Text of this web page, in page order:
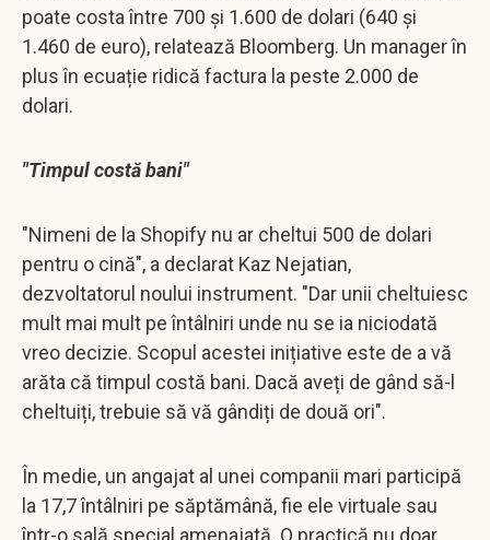
poate costa între 700 și 1.600 de dolari (640 și
1.460 de euro), relatează Bloomberg. Un manager în
plus în ecuație ridică factura la peste 2.000 de
dolari.
"Timpul costă bani"
"Nimeni de la Shopify nu ar cheltui 500 de dolari
pentru o cină", a declarat Kaz Nejatian,
dezvoltatorul noului instrument. "Dar unii cheltuiesc
mult mai mult pe întâlniri unde nu se ia niciodată
vreo decizie. Scopul acestei inițiative este de a vă
arăta că timpul costă bani. Dacă aveți de gând să-l
cheltuiți, trebuie să vă gândiți de două ori".
În medie, un angajat al unei companii mari participă
la 17,7 întâlniri pe săptămână, fie ele virtuale sau
într-o sală special amenajată. O practică nu doar